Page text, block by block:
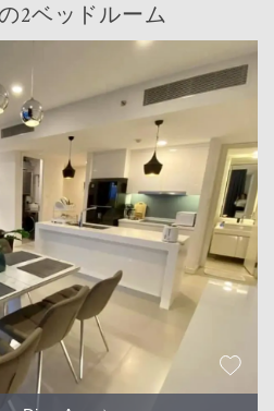
2ベッドルーム